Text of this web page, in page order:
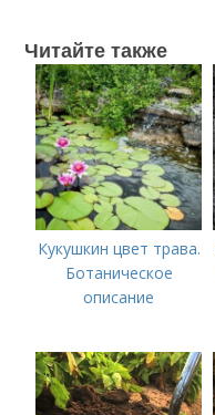
Читайте также
Кукушкин цвет трава.
Ботаническое
описание